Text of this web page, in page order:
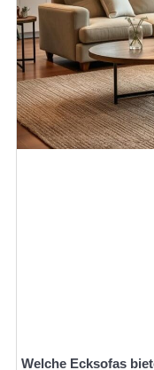
Welche Ecksofas